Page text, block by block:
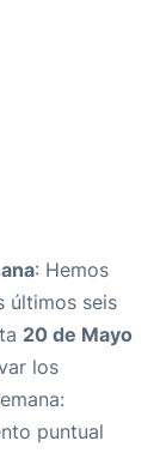
: Hemos
últimos seis
20 de Mayo
los
puntual